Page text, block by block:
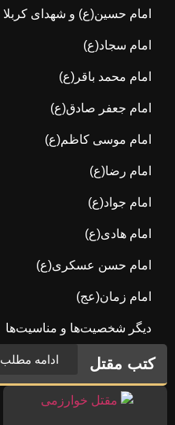
امام حسین(ع) و شهدای کربلا
امام سجاد(ع)
امام محمد باقر(ع)
امام جعفر صادق(ع)
امام موسی کاظم(ع)
امام رضا(ع)
امام جواد(ع)
امام هادی(ع)
امام حسن عسکری(ع)
امام زمان(عج)
دیگر شخصیت‌ها و مناسیت‌ها
کتب مقتل ادامه مطلب